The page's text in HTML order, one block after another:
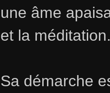
une âme
et la
Sa démarche